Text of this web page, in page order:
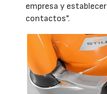
empresa y
contactos".